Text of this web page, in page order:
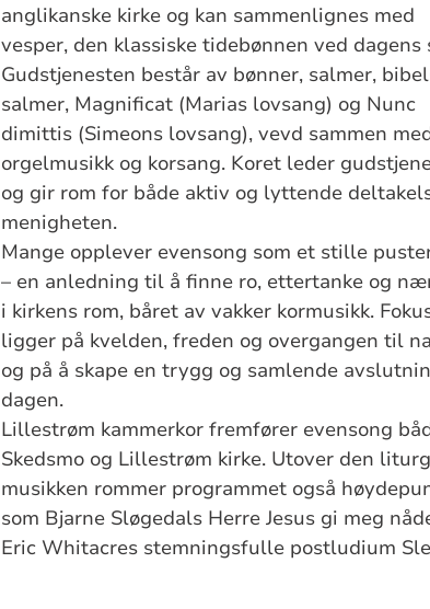
anglikanske kirke og kan sammenlignes med
vesper, den klassiske tidebønnen ved
Gudstjenesten består av bønner, salmer,
salmer, Magnificat (Marias lovsang) og Nunc
dimittis (Simeons lovsang), vevd sammen
orgelmusikk og korsang. Koret leder
og gir rom for både aktiv og lyttende
menigheten.
Mange opplever evensong som et stille
– en anledning til å finne ro, ettertanke og
i kirkens rom, båret av vakker kormusikk.
ligger på kvelden, freden og overgangen til
og på å skape en trygg og samlende
dagen.
Lillestrøm kammerkor fremfører evensong
Skedsmo og Lillestrøm kirke. Utover den
musikken rommer programmet også
som Bjarne Sløgedals Herre Jesus gi meg
Eric Whitacres stemningsfulle postludium